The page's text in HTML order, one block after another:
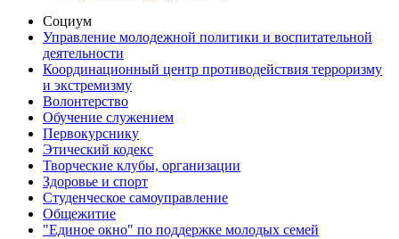
Социум
Управление молодежной политики и воспитательной
деятельности
Координационный центр противодействия терроризму
и экстремизму
Волонтерство
Обучение служением
Первокурснику
Этический кодекс
Творческие клубы, организации
Здоровье и спорт
Студенческое самоуправление
Общежитие
"Единое окно" по поддержке молодых семей